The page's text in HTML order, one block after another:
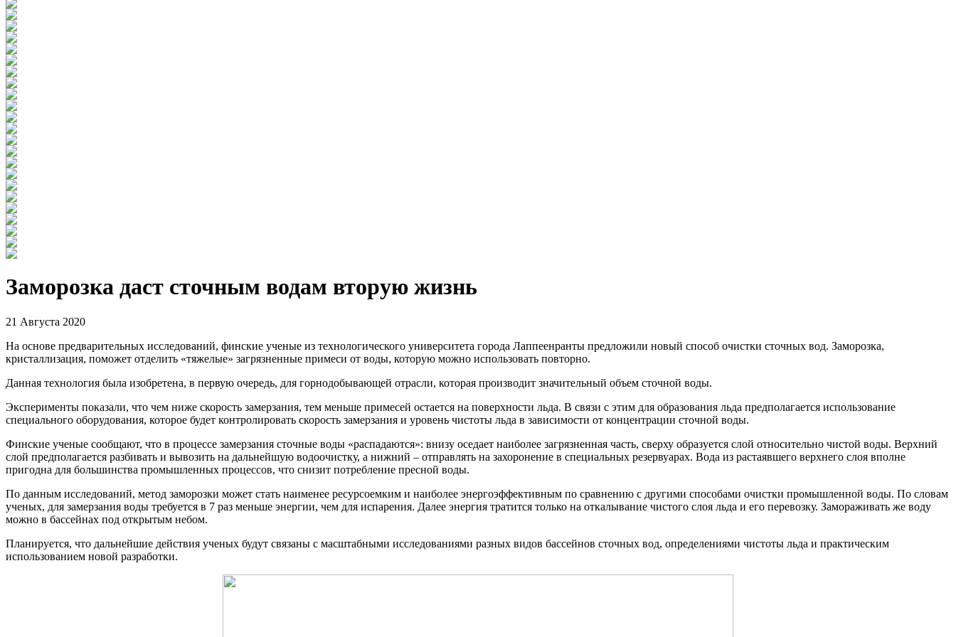
Заморозка даст сточным водам вторую жизнь
21 Августа 2020
На основе предварительных исследований, финские ученые из технологического университета города Лаппеенранты предложили новый способ очистки сточных вод. Заморозка,
кристаллизация, поможет отделить «тяжелые» загрязненные примеси от воды, которую можно использовать повторно.
Данная технология была изобретена, в первую очередь, для горнодобывающей отрасли, которая производит значительный объем сточной воды.
Эксперименты показали, что чем ниже скорость замерзания, тем меньше примесей остается на поверхности льда. В связи с этим для образования льда предполагается использование
специального оборудования, которое будет контролировать скорость замерзания и уровень чистоты льда в зависимости от концентрации сточной воды.
Финские ученые сообщают, что в процессе замерзания сточные воды «распадаются»: внизу оседает наиболее загрязненная часть, сверху образуется слой относительно чистой воды. Верхний
слой предполагается разбивать и вывозить на дальнейшую водоочистку, а нижний – отправлять на захоронение в специальных резервуарах. Вода из растаявшего верхнего слоя вполне
пригодна для большинства промышленных процессов, что снизит потребление пресной воды.
По данным исследований, метод заморозки может стать наименее ресурсоемким и наиболее энергоэффективным по сравнению с другими способами очистки промышленной воды. По словам
ученых, для замерзания воды требуется в 7 раз меньше энергии, чем для испарения. Далее энергия тратится только на откалывание чистого слоя льда и его перевозку. Замораживать же воду
можно в бассейнах под открытым небом.
Планируется, что дальнейшие действия ученых будут связаны с масштабными исследованиями разных видов бассейнов сточных вод, определениями чистоты льда и практическим
использованием новой разработки.